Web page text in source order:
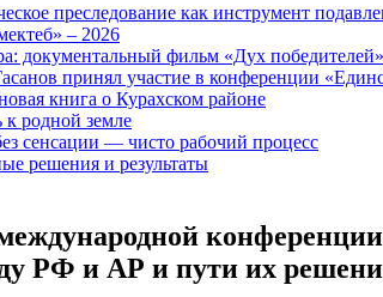
преследование как инструмент
– 2026
документальный фильм «Дух победителей»
принял участие в конференции
книга о Курахском районе
родной земле
сенсации — чисто рабочий процесс
решения и результаты
конференции
РФ и АР и пути их